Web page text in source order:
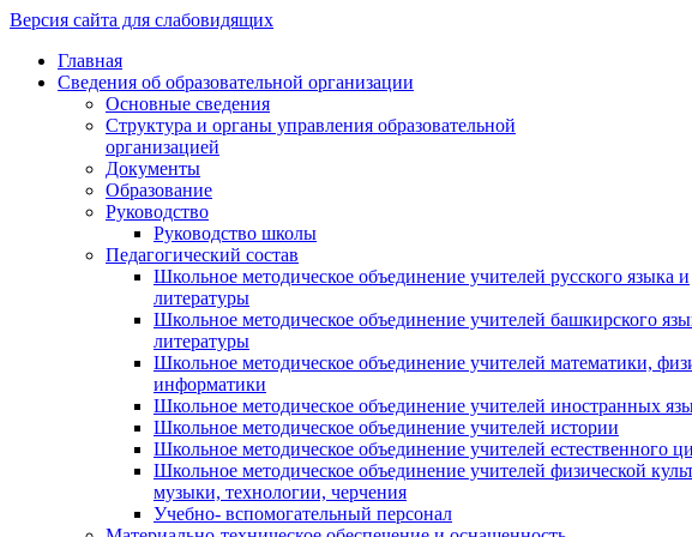
Версия сайта для слабовидящих
Главная
Сведения об образовательной организации
Основные сведения
Структура и органы управления образовательной
организацией
Документы
Образование
Руководство
Руководство школы
Педагогический состав
Школьное методическое объединение учителей русского языка и
литературы
Школьное методическое объединение учителей башкирского
литературы
Школьное методическое объединение учителей математики,
информатики
Школьное методическое объединение учителей иностранных
Школьное методическое объединение учителей истории
Школьное методическое объединение учителей естественного
Школьное методическое объединение учителей физической
музыки, технологии, черчения
Учебно- вспомогательный персонал